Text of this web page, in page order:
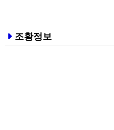
조황정보